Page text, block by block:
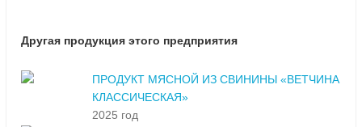
Другая продукция этого предприятия
ПРОДУКТ МЯСНОЙ ИЗ СВИНИНЫ «ВЕТЧИНА
КЛАССИЧЕСКАЯ»
2025 год